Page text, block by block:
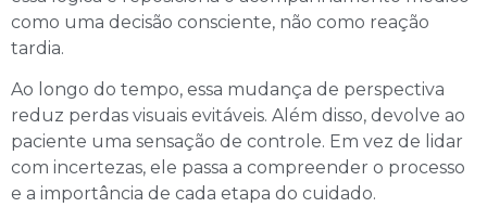
como uma decisão consciente, não como reação
tardia.
Ao longo do tempo, essa mudança de perspectiva
reduz perdas visuais evitáveis. Além disso, devolve ao
paciente uma sensação de controle. Em vez de lidar
com incertezas, ele passa a compreender o processo
e a importância de cada etapa do cuidado.